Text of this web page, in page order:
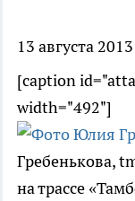
13 августа 2013
[caption
width="492"]
Гребенькова,
на трассе